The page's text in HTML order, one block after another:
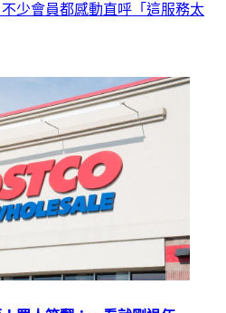
少會員都感動直呼「這服務太